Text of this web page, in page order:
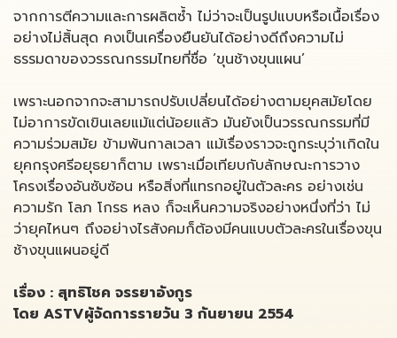
จากการตีความและการผลิตซ้ำ ไม่ว่าจะเป็นรูปแบบหรือเนื้อเรื่อง
อย่างไม่สิ้นสุด คงเป็นเครื่องยืนยันได้อย่างดีถึงความไม่
ธรรมดาของวรรณกรรมไทยที่ชื่อ ‘ขุนช้างขุนแผน’
เพราะนอกจากจะสามารถปรับเปลี่ยนได้อย่างตามยุคสมัยโดย
ไม่อาการขัดเขินเลยแม้แต่น้อยแล้ว มันยังเป็นวรรณกรรมที่มี
ความร่วมสมัย ข้ามพ้นกาลเวลา แม้เรื่องราวจะถูกระบุว่าเกิดใน
ยุคกรุงศรีอยุธยาก็ตาม เพราะเมื่อเทียบกับลักษณะการวาง
โครงเรื่องอันซับซ้อน หรือสิ่งที่แทรกอยู่ในตัวละคร อย่างเช่น
ความรัก โลภ โกรธ หลง ก็จะเห็นความจริงอย่างหนึ่งที่ว่า ไม่
ว่ายุคไหนๆ ถึงอย่างไรสังคมก็ต้องมีคนแบบตัวละครในเรื่องขุน
ช้างขุนแผนอยู่ดี
เรื่อง : สุทธิโชค จรรยาอังกูร
โดย ASTVผู้จัดการรายวัน 3 กันยายน 2554